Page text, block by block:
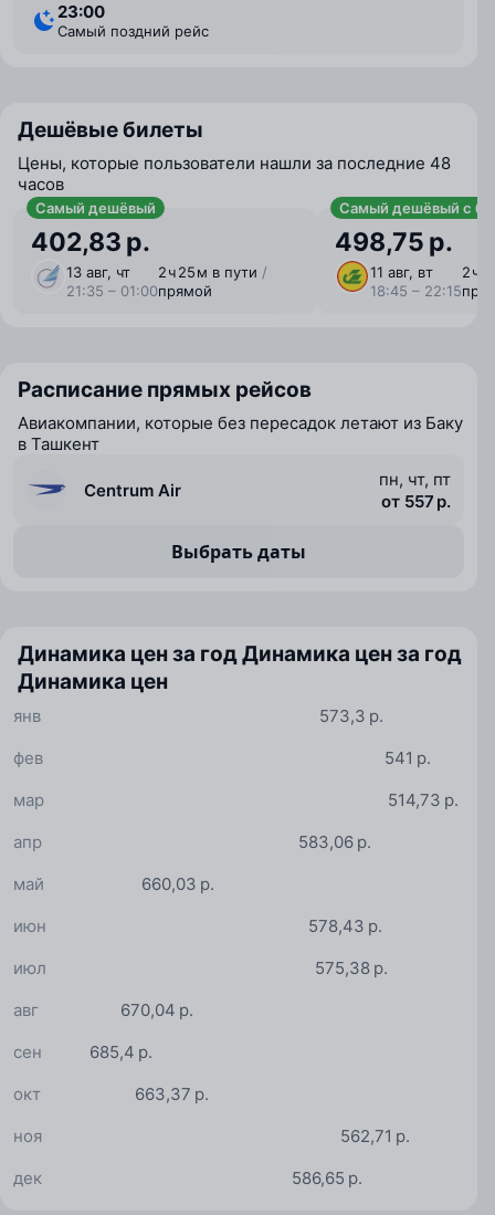
23:00
Самый поздний рейс
Дешёвые билеты
Цены, которые пользователи нашли за последние 48
часов
Самый дешёвый
402,83 р.
13 авг, чт
21:35 – 01:00
2 ⁠ч 25 ⁠м в пути /
прямой
Самый дешёвый с
498,75 р.
11 авг, вт
18:45 – 22:15
2 ⁠ч
Расписание прямых рейсов
Авиакомпании, которые без пересадок летают из Баку
в Ташкент
Centrum Air
пн, чт, пт
от 557 р.
Выбрать даты
Динамика цен за годДинамика цен за год
Динамика цен
573,3 р.
янв
541 р.
фев
514,73 р.
мар
583,06 р.
апр
660,03 р.
май
578,43 р.
июн
575,38 р.
июл
670,04 р.
авг
685,4 р.
сен
663,37 р.
окт
562,71 р.
ноя
586,65 р.
дек